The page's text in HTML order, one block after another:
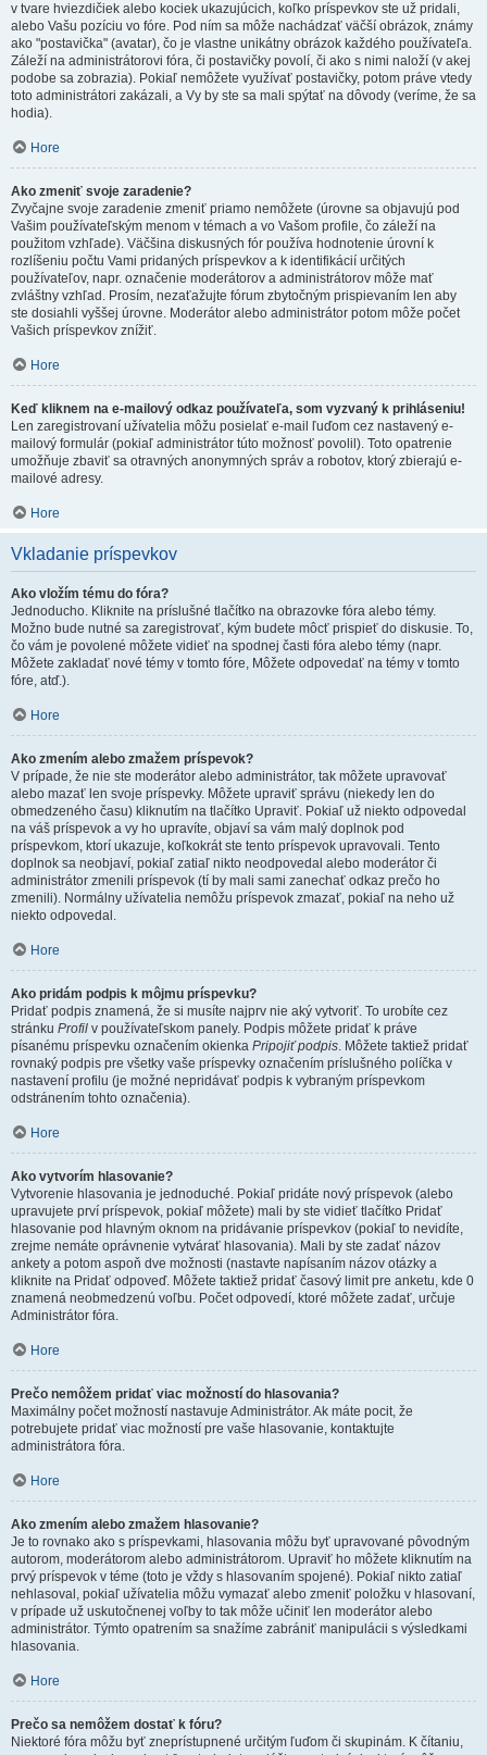
v tvare hviezdičiek alebo kociek ukazujúcich, koľko príspevkov ste už pridali,
alebo Vašu pozíciu vo fóre. Pod ním sa môže nachádzať väčší obrázok, známy
ako "postavička" (avatar), čo je vlastne unikátny obrázok každého používateľa.
Záleží na administrátorovi fóra, či postavičky povolí, či ako s nimi naloží (v akej
podobe sa zobrazia). Pokiaľ nemôžete využívať postavičky, potom práve vtedy
toto administrátori zakázali, a Vy by ste sa mali spýtať na dôvody (veríme, že sa
hodia).
Hore
Ako zmeniť svoje zaradenie?
Zvyčajne svoje zaradenie zmeniť priamo nemôžete (úrovne sa objavujú pod
Vašim používateľským menom v témach a vo Vašom profile, čo záleží na
použitom vzhľade). Väčšina diskusných fór používa hodnotenie úrovní k
rozlíšeniu počtu Vami pridaných príspevkov a k identifikácií určitých
používateľov, napr. označenie moderátorov a administrátorov môže mať
zvláštny vzhľad. Prosím, nezaťažujte fórum zbytočným prispievaním len aby
ste dosiahli vyššej úrovne. Moderátor alebo administrátor potom môže počet
Vašich príspevkov znížiť.
Hore
Keď kliknem na e-mailový odkaz používateľa, som vyzvaný k prihláseniu!
Len zaregistrovaní užívatelia môžu posielať e-mail ľuďom cez nastavený e-
mailový formulár (pokiaľ administrátor túto možnosť povolil). Toto opatrenie
umožňuje zbaviť sa otravných anonymných správ a robotov, ktorý zbierajú e-
mailové adresy.
Hore
Vkladanie príspevkov
Ako vložím tému do fóra?
Jednoducho. Kliknite na príslušné tlačítko na obrazovke fóra alebo témy.
Možno bude nutné sa zaregistrovať, kým budete môcť prispieť do diskusie. To,
čo vám je povolené môžete vidieť na spodnej časti fóra alebo témy (napr.
Môžete zakladať nové témy v tomto fóre, Môžete odpovedať na témy v tomto
fóre, atď.).
Hore
Ako zmením alebo zmažem príspevok?
V prípade, že nie ste moderátor alebo administrátor, tak môžete upravovať
alebo mazať len svoje príspevky. Môžete upraviť správu (niekedy len do
obmedzeného času) kliknutím na tlačítko Upraviť. Pokiaľ už niekto odpovedal
na váš príspevok a vy ho upravíte, objaví sa vám malý doplnok pod
príspevkom, ktorí ukazuje, koľkokrát ste tento príspevok upravovali. Tento
doplnok sa neobjaví, pokiaľ zatiaľ nikto neodpovedal alebo moderátor či
administrátor zmenili príspevok (tí by mali sami zanechať odkaz prečo ho
zmenili). Normálny užívatelia nemôžu príspevok zmazať, pokiaľ na neho už
niekto odpovedal.
Hore
Ako pridám podpis k môjmu príspevku?
Pridať podpis znamená, že si musíte najprv nie aký vytvoriť. To urobíte cez
stránku Profil v používateľskom panely. Podpis môžete pridať k práve
písanému príspevku označením okienka Pripojiť podpis. Môžete taktiež pridať
rovnaký podpis pre všetky vaše príspevky označením príslušného políčka v
nastavení profilu (je možné nepridávať podpis k vybraným príspevkom
odstránením tohto označenia).
Hore
Ako vytvorím hlasovanie?
Vytvorenie hlasovania je jednoduché. Pokiaľ pridáte nový príspevok (alebo
upravujete prví príspevok, pokiaľ môžete) mali by ste vidieť tlačítko Pridať
hlasovanie pod hlavným oknom na pridávanie príspevkov (pokiaľ to nevidíte,
zrejme nemáte oprávnenie vytvárať hlasovania). Mali by ste zadať názov
ankety a potom aspoň dve možnosti (nastavte napísaním názov otázky a
kliknite na Pridať odpoveď. Môžete taktiež pridať časový limit pre anketu, kde 0
znamená neobmedzenú voľbu. Počet odpovedí, ktoré môžete zadať, určuje
Administrátor fóra.
Hore
Prečo nemôžem pridať viac možností do hlasovania?
Maximálny počet možností nastavuje Administrátor. Ak máte pocit, že
potrebujete pridať viac možností pre vaše hlasovanie, kontaktujte
administrátora fóra.
Hore
Ako zmením alebo zmažem hlasovanie?
Je to rovnako ako s príspevkami, hlasovania môžu byť upravované pôvodným
autorom, moderátorom alebo administrátorom. Upraviť ho môžete kliknutím na
prvý príspevok v téme (toto je vždy s hlasovaním spojené). Pokiaľ nikto zatiaľ
nehlasoval, pokiaľ užívatelia môžu vymazať alebo zmeniť položku v hlasovaní,
v prípade už uskutočnenej voľby to tak môže učiniť len moderátor alebo
administrátor. Týmto opatrením sa snažíme zabrániť manipulácii s výsledkami
hlasovania.
Hore
Prečo sa nemôžem dostať k fóru?
Niektoré fóra môžu byť zneprístupnené určitým ľuďom či skupinám. K čítaniu,